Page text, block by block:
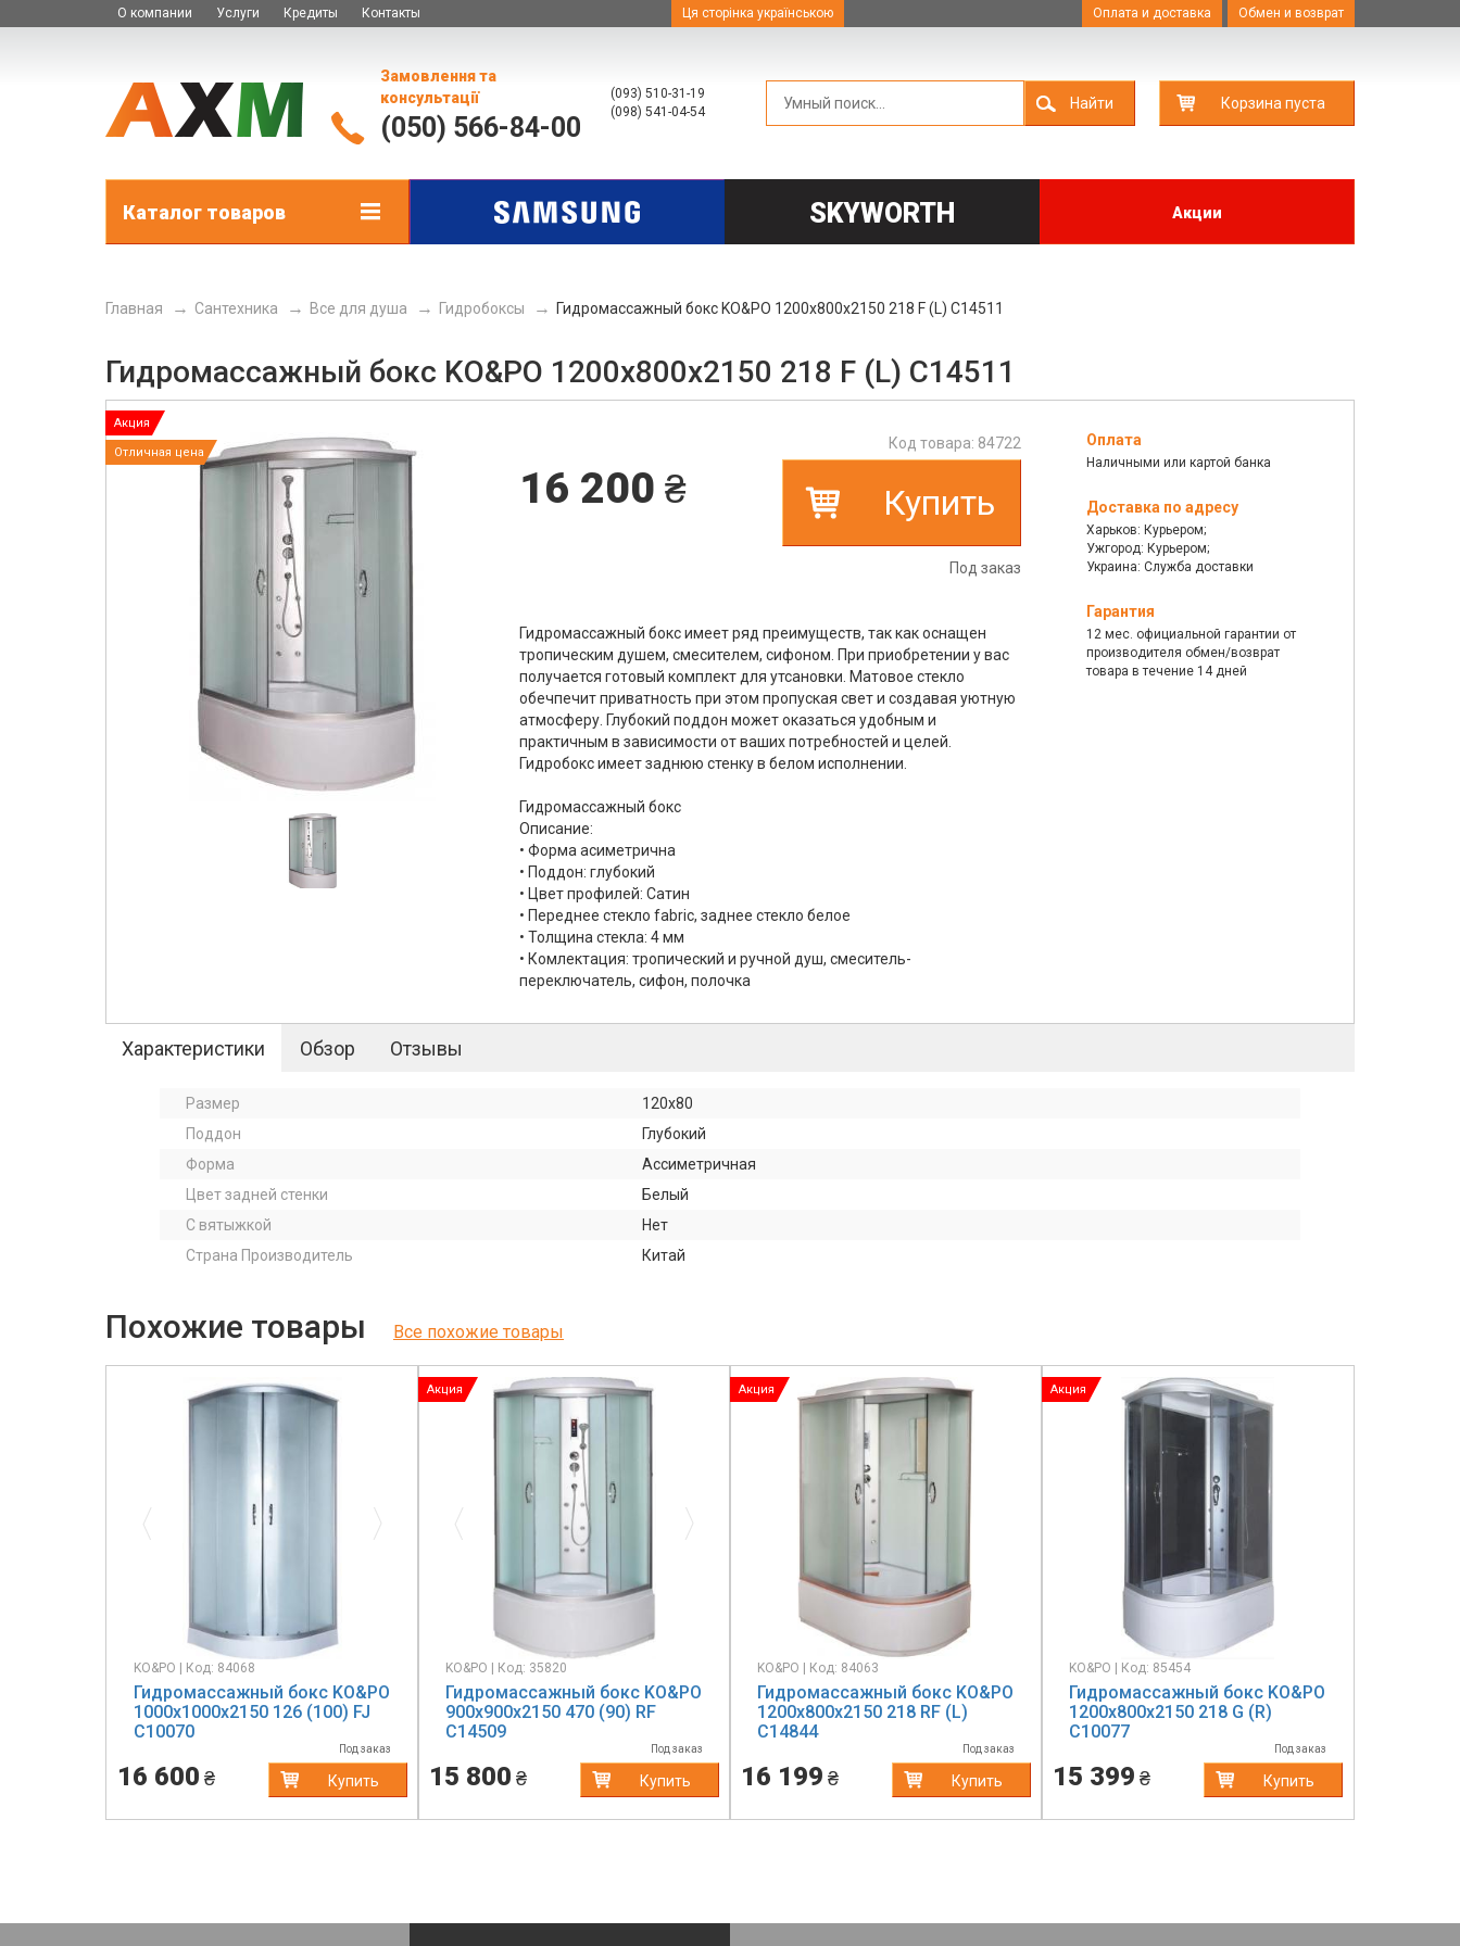
О компании Услуги Кредиты Контакты Ця сторінка українською Оплата и доставка Обмен и возврат
Замовлення та
консультації
(050) 566-84-00
(093) 510-31-19
(098) 541-04-54
Найти Корзина пуста
SKYWORTH Акции
Каталог товаров
Главная Сантехника Все для душа Гидробоксы Гидромассажный бокс KO&PO 1200х800х2150 218 F (L) C14511
Гидромассажный бокс KO&PO 1200х800х2150 218 F (L) C14511
Акция
Отличная цена
Код товара: 84722
16 200 ₴ Купить
Под заказ
Гидромассажный бокс имеет ряд преимуществ, так как оснащен
тропическим душем, смесителем, сифоном. При приобретении у вас
получается готовый комплект для утсановки. Матовое стекло
обечпечит приватность при этом пропуская свет и создавая уютную
атмосферу. Глубокий поддон может оказаться удобным и
практичным в зависимости от ваших потребностей и целей.
Гидробокс имеет заднюю стенку в белом исполнении.
Гидромассажный бокс
Описание:
• Форма асиметрична
• Поддон: глубокий
• Цвет профилей: Сатин
• Переднее стекло fabric, заднее стекло белое
• Толщина стекла: 4 мм
• Комлектация: тропический и ручной душ, смеситель-
переключатель, сифон, полочка
Оплата
Наличными или картой банка
Доставка по адресу
Харьков: Курьером;
Ужгород: Курьером;
Украина: Служба доставки
Гарантия
12 мес. официальной гарантии от
производителя обмен/возврат
товара в течение 14 дней
Характеристики Обзор Отзывы
Размер
120х80
Поддон
Глубокий
Форма
Ассиметричная
Цвет задней стенки
Белый
С вятыжкой
Нет
Страна Производитель
Китай
Похожие товары Все похожие товары
KO&PO | Код: 84068
Гидромассажный бокс KO&PO
1000x1000x2150 126 (100) FJ
C10070
Под заказ
16 600 ₴ Купить
Акция
KO&PO | Код: 35820
Гидромассажный бокс KO&PO
900х900х2150 470 (90) RF
C14509
Под заказ
15 800 ₴ Купить
Акция
KO&PO | Код: 84063
Гидромассажный бокс KO&PO
1200х800х2150 218 RF (L)
C14844
Под заказ
16 199 ₴ Купить
Акция
KO&PO | Код: 85454
Гидромассажный бокс KO&PO
1200х800х2150 218 G (R)
C10077
Под заказ
15 399 ₴ Купить